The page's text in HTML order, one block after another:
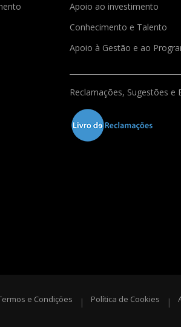
Apoio ao investimento
Conhecimento e Talento
Apoio à Gestão e ao
Reclamações, Sugestões e
e Condições | Política de Cookies |